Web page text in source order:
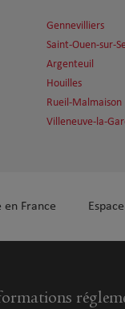
Gennevilliers
Saint-Ouen-sur-
Argenteuil
Houilles
Rueil-Malmaison
Villeneuve-la-
en France